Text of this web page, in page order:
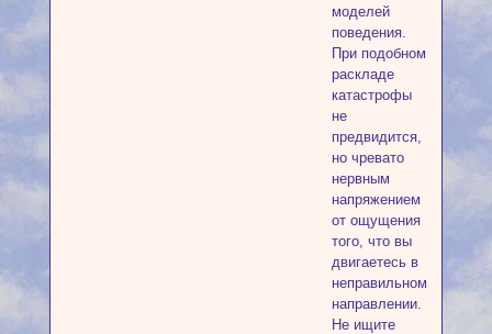
моделей
поведения.
При подобном
раскладе
катастрофы
не
предвидится,
но чревато
нервным
напряжением
от ощущения
того, что вы
двигаетесь в
неправильном
направлении.
Не ищите